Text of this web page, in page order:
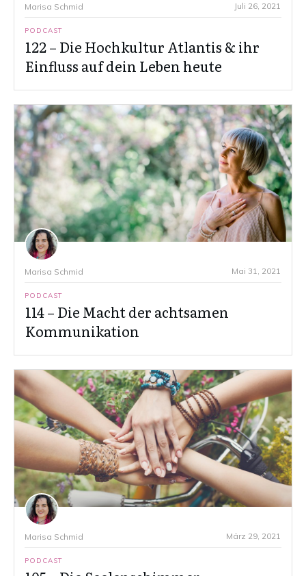
Marisa Schmid Juli 26, 2021
PODCAST
122 – Die Hochkultur Atlantis & ihr
Einfluss auf dein Leben heute
Marisa Schmid Mai 31, 2021
PODCAST
114 – Die Macht der achtsamen
Kommunikation
Marisa Schmid März 29, 2021
PODCAST